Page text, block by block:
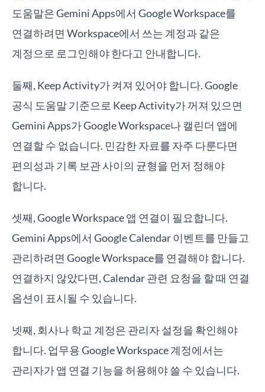
도움말은 Gemini Apps에서 Google Workspace를
연결하려면 Workspace에서 쓰는 계정과 같은
계정으로 로그인해야 한다고 안내합니다.
둘째, Keep Activity가 켜져 있어야 합니다. Google
공식 도움말 기준으로 Keep Activity가 꺼져 있으면
Gemini Apps가 Google Workspace나 캘린더 앱에
연결할 수 없습니다. 민감한 자료를 자주 다룬다면
편의성과 기록 보관 사이의 균형을 먼저 정해야
합니다.
셋째, Google Workspace 앱 연결이 필요합니다.
Gemini Apps에서 Google Calendar 이벤트를 만들고
관리하려면 Google Workspace를 연결해야 합니다.
연결하지 않았다면, Calendar 관련 요청을 할 때 연결
옵션이 표시될 수 있습니다.
넷째, 회사나 학교 계정은 관리자 설정을 확인해야
합니다. 업무용 Google Workspace 계정에서는
관리자가 앱 연결 기능을 허용해야 쓸 수 있습니다.